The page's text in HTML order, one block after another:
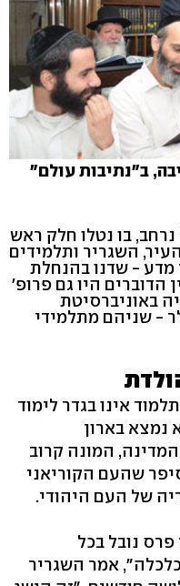
ב"נתיבות עולם"
בו נטלו חלק ראש
השגריר ותלמידים
מדע - שדנו בהנחלת
הדוברים היו גם פרופ'
באוניברסיטת
- שניהם מתלמידי
אינו בגדר לימוד
נמצא בארון
המונה קרוב
וסיפר שהעם הקוריאני
של העם היהודי.
פרס נובל בכל
אמר השגריר